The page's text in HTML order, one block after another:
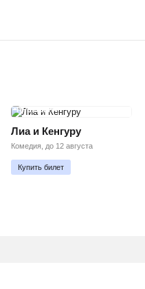
ПРЕМЬЕРА
Лиа и Кенгуру
Комедия, до 12 августа
Купить билет